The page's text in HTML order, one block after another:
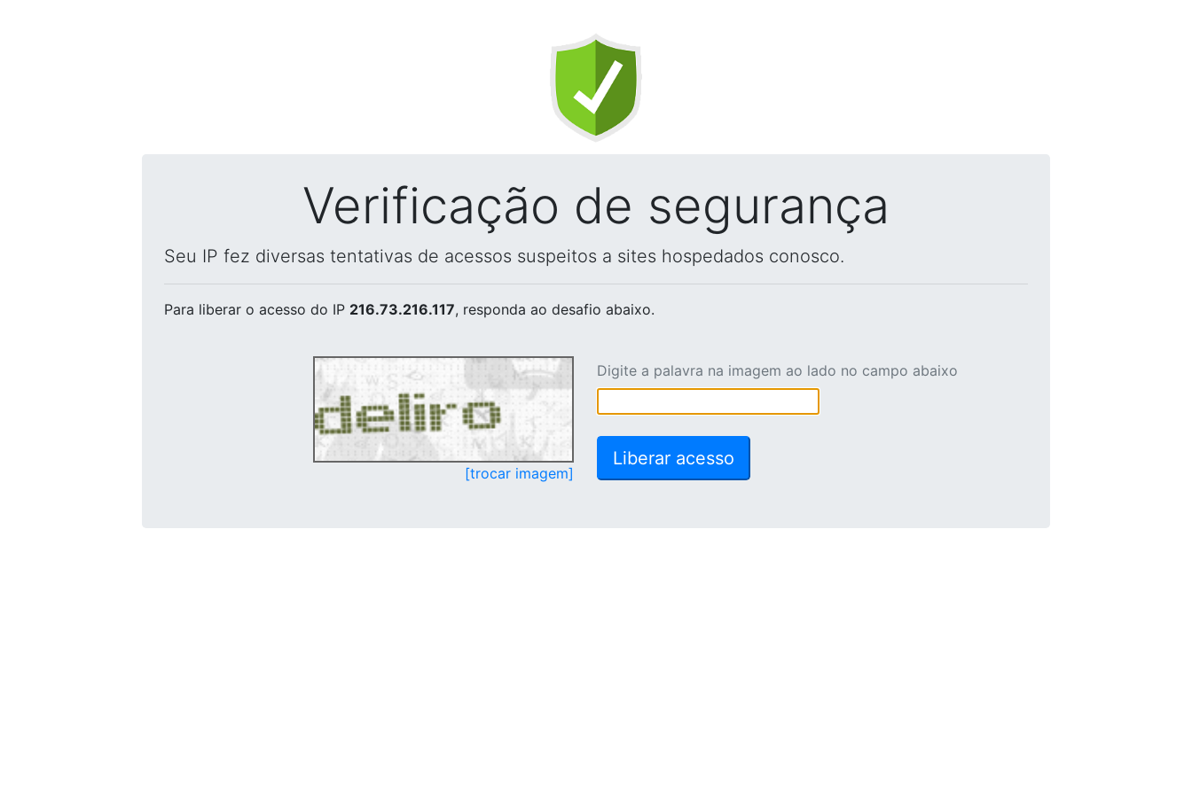
Verificação de segurança
Seu IP fez diversas tentativas de acessos suspeitos a sites hospedados conosco.
Para liberar o acesso do IP 216.73.216.117, responda ao desafio abaixo.
[trocar imagem]
Digite a palavra na imagem ao lado no campo abaixo